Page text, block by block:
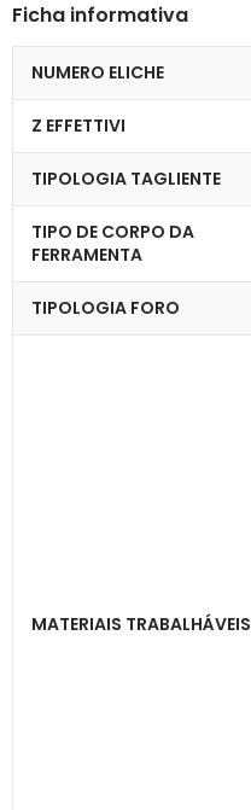
Ficha informativa
NUMERO ELICHE
Z EFFETTIVI
TIPOLOGIA TAGLIENTE
TIPO DE CORPO DA
FERRAMENTA
TIPOLOGIA FORO
MATERIAIS TRABALHÁVEIS